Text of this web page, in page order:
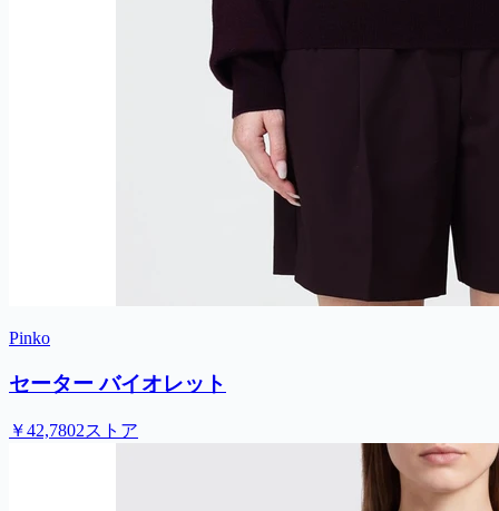
Pinko
セーター バイオレット
￥42,7802ストア